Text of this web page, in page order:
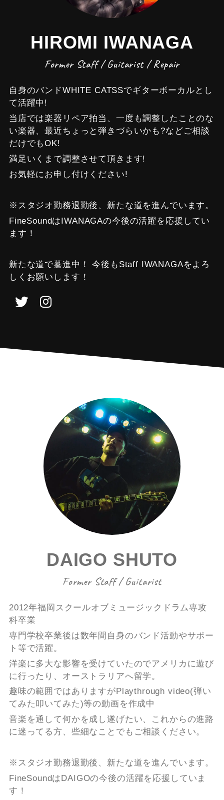
HIROMI IWANAGA
Former Staff / Guitarist / Repair
自身のバンドWHITE CATSSでギターボーカルとし
て活躍中!
当店では楽器リペア拍当、一度も調整したことのな
い楽器、最近ちょっと弾きづらいかも?などご相談
だけでもOK!
満足いくまで調整させて頂きます!
お気軽にお申し付けください!
※スタジオ勤務退勤後、新たな道を進んでいます。
FineSoundはIWANAGAの今後の活躍を応援してい
ます！
新たな道で驀進中！ 今後もStaff IWANAGAをよろ
しくお願いします！
DAIGO SHUTO
Former Staff / Guitarist
2012年福岡スクールオブミュージックドラム専攻
科卒業
専門学校卒業後は数年間自身のバンド活動やサポー
ト等で活躍。
洋楽に多大な影響を受けていたのでアメリカに遊び
に行ったり、オーストラリアへ留学。
趣味の範囲ではありますがPlaythrough video(弾い
てみた叩いてみた)等の動画を作成中
音楽を通して何かを成し遂げたい、これからの進路
に迷ってる方、些細なことでもご相談ください。
※スタジオ勤務退勤後、新たな道を進んでいます。
FineSoundはDAIGOの今後の活躍を応援していま
す！